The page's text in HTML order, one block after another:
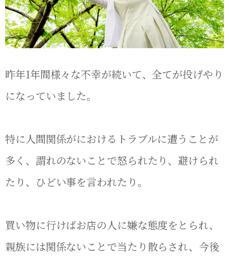
昨年1年間様々な不幸が続いて、全てが投げやり
になっていました。
特に人間関係がにおけるトラブルに遭うことが
多く、謂れのないことで怒られたり、避けられ
たり、ひどい事を言われたり。
買い物に行けばお店の人に嫌な態度をとられ、
親族には関係ないことで当たり散らされ、今後